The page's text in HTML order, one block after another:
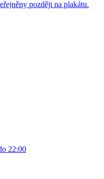
později na plakátu.
22:00